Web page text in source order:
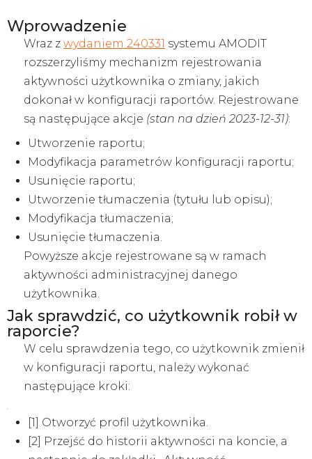
Wprowadzenie
Wraz z wydaniem 240331 systemu AMODIT
rozszerzyliśmy mechanizm rejestrowania
aktywności użytkownika o zmiany, jakich
dokonał w konfiguracji raportów. Rejestrowane
są następujące akcje (stan na dzień 2023-12-31):
Utworzenie raportu;
Modyfikacja parametrów konfiguracji raportu;
Usunięcie raportu;
Utworzenie tłumaczenia (tytułu lub opisu);
Modyfikacja tłumaczenia;
Usunięcie tłumaczenia.
Powyższe akcje rejestrowane są w ramach
aktywności administracyjnej danego
użytkownika.
Jak sprawdzić, co użytkownik robił w
raporcie?
W celu sprawdzenia tego, co użytkownik zmienił
w konfiguracji raportu, należy wykonać
następujące kroki:
[1] Otworzyć profil użytkownika.
[2] Przejść do historii aktywności na koncie, a